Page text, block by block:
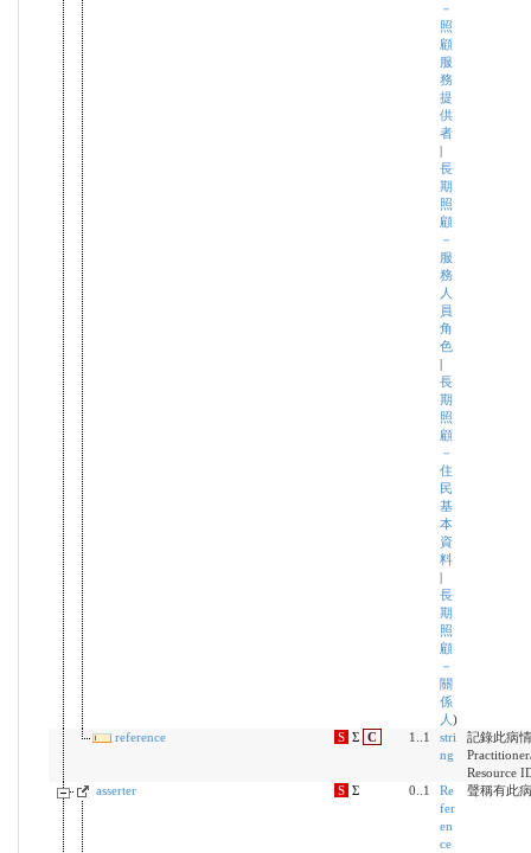
－
照
顧
服
務
提
供
者
長
期
照
顧
－
服
務
人
員
角
色
長
期
照
顧
－
住
民
基
本
資
料
長
期
照
顧
－
關
係
人 )
reference
S Σ C 1..1
stri
ng
記錄此病
Resource
asserter
S Σ 0..1
Re
fer
en
ce
聲稱有此